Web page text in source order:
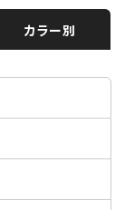
カラー別